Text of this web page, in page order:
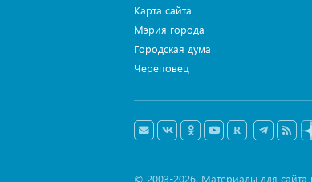
Карта сайта
Мэрия города
Городская дума
Череповец
© 2003-2026. Материалы для